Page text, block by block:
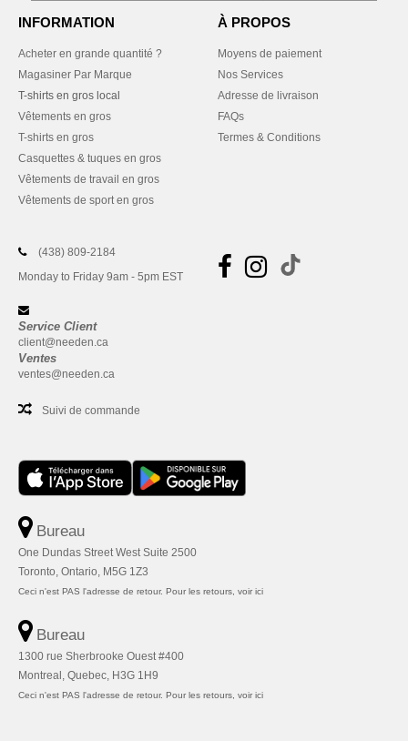
INFORMATION
Acheter en grande quantité ?
Magasiner Par Marque
T-shirts en gros local
Vêtements en gros
T-shirts en gros
Casquettes & tuques en gros
Vêtements de travail en gros
Vêtements de sport en gros
À PROPOS
Moyens de paiement
Nos Services
Adresse de livraison
FAQs
Termes & Conditions
(438) 809-2184
Monday to Friday 9am - 5pm EST
Service Client
client@needen.ca
Ventes
ventes@needen.ca
Suivi de commande
Bureau
One Dundas Street West Suite 2500
Toronto, Ontario, M5G 1Z3
Ceci n'est PAS l'adresse de retour. Pour les retours, voir ici
Bureau
1300 rue Sherbrooke Ouest #400
Montreal, Quebec, H3G 1H9
Ceci n'est PAS l'adresse de retour. Pour les retours, voir ici